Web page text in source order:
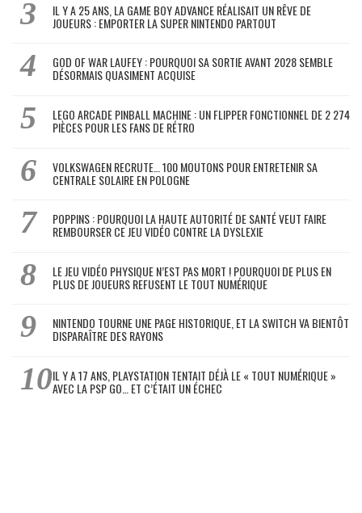
IL Y A 25 ANS, LA GAME BOY ADVANCE RÉALISAIT UN RÊVE DE
JOUEURS : EMPORTER LA SUPER NINTENDO PARTOUT
GOD OF WAR LAUFEY : POURQUOI SA SORTIE AVANT 2028 SEMBLE
DÉSORMAIS QUASIMENT ACQUISE
LEGO ARCADE PINBALL MACHINE : UN FLIPPER FONCTIONNEL DE 2 274
PIÈCES POUR LES FANS DE RÉTRO
VOLKSWAGEN RECRUTE… 100 MOUTONS POUR ENTRETENIR SA
CENTRALE SOLAIRE EN POLOGNE
POPPINS : POURQUOI LA HAUTE AUTORITÉ DE SANTÉ VEUT FAIRE
REMBOURSER CE JEU VIDÉO CONTRE LA DYSLEXIE
LE JEU VIDÉO PHYSIQUE N’EST PAS MORT ! POURQUOI DE PLUS EN
PLUS DE JOUEURS REFUSENT LE TOUT NUMÉRIQUE
NINTENDO TOURNE UNE PAGE HISTORIQUE, ET LA SWITCH VA BIENTÔT
DISPARAÎTRE DES RAYONS
IL Y A 17 ANS, PLAYSTATION TENTAIT DÉJÀ LE « TOUT NUMÉRIQUE »
AVEC LA PSP GO… ET C’ÉTAIT UN ÉCHEC